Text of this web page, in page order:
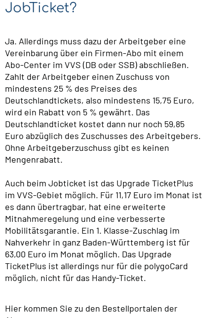
JobTicket?
Ja. Allerdings muss dazu der Arbeitgeber eine
Vereinbarung über ein Firmen-Abo mit einem
Abo-Center im VVS (DB oder SSB) abschließen.
Zahlt der Arbeitgeber einen Zuschuss von
mindestens 25 % des Preises des
Deutschlandtickets, also mindestens 15,75 Euro,
wird ein Rabatt von 5 % gewährt. Das
Deutschlandticket kostet dann nur noch 59,85
Euro abzüglich des Zuschusses des Arbeitgebers.
Ohne Arbeitgeberzuschuss gibt es keinen
Mengenrabatt.
Auch beim Jobticket ist das Upgrade TicketPlus
im VVS-Gebiet möglich. Für 11,17 Euro im Monat ist
es dann übertragbar, hat eine erweiterte
Mitnahmeregelung und eine verbesserte
Mobilitätsgarantie. Ein 1. Klasse-Zuschlag im
Nahverkehr in ganz Baden-Württemberg ist für
63,00 Euro im Monat möglich. Das Upgrade
TicketPlus ist allerdings nur für die polygoCard
möglich, nicht für das Handy-Ticket.
Hier kommen Sie zu den Bestellportalen der